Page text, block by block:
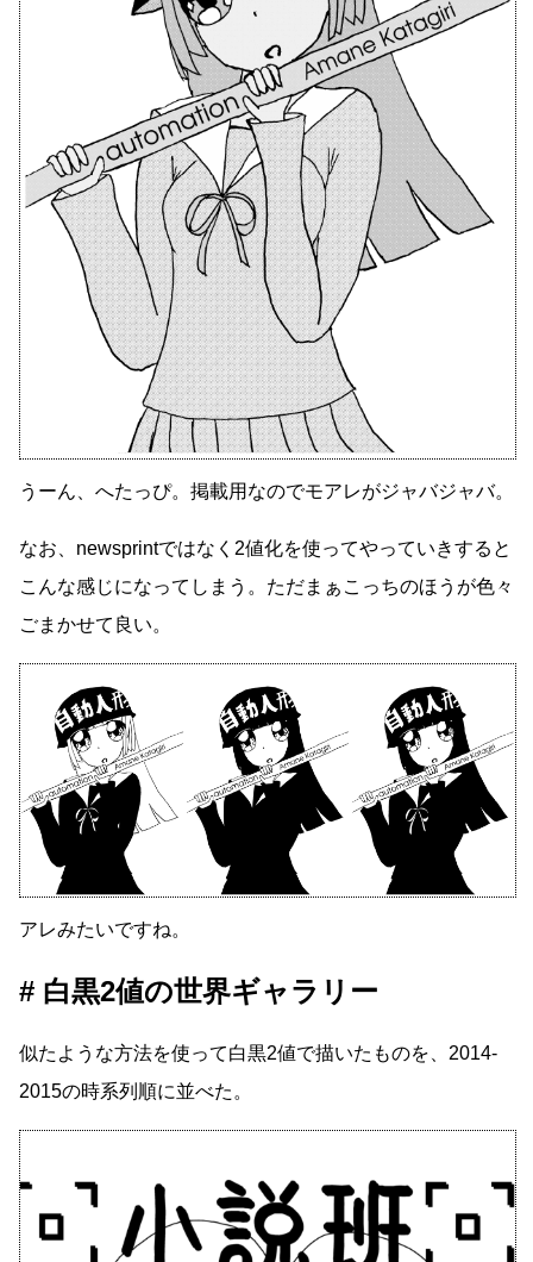
うーん、へたっぴ。掲載用なのでモアレがジャバジャバ。
なお、newsprintではなく2値化を使ってやっていきすると
こんな感じになってしまう。ただまぁこっちのほうが色々
ごまかせて良い。
アレみたいですね。
白黒2値の世界ギャラリー
似たような方法を使って白黒2値で描いたものを、2014-
2015の時系列順に並べた。